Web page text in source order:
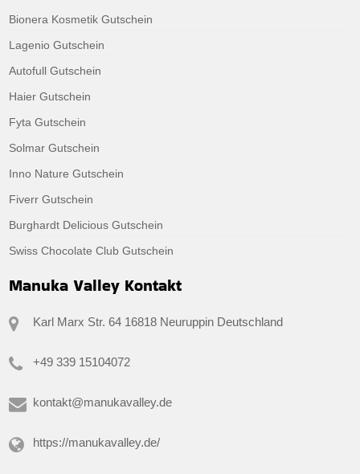
Bionera Kosmetik Gutschein
Lagenio Gutschein
Autofull Gutschein
Haier Gutschein
Fyta Gutschein
Solmar Gutschein
Inno Nature Gutschein
Fiverr Gutschein
Burghardt Delicious Gutschein
Swiss Chocolate Club Gutschein
Manuka Valley Kontakt
Karl Marx Str. 64 16818 Neuruppin Deutschland
+49 339 15104072
kontakt@manukavalley.de
https://manukavalley.de/